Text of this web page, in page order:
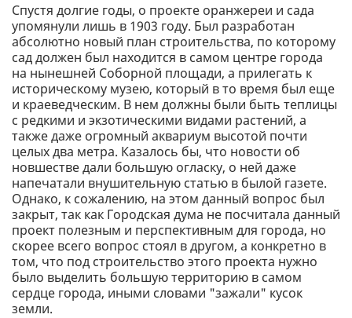
Спустя долгие годы, о проекте оранжереи и сада
упомянули лишь в 1903 году. Был разработан
абсолютно новый план строительства, по которому
сад должен был находится в самом центре города
на нынешней Соборной площади, а прилегать к
историческому музею, который в то время был еще
и краеведческим. В нем должны были быть теплицы
с редкими и экзотическими видами растений, а
также даже огромный аквариум высотой почти
целых два метра. Казалось бы, что новости об
новшестве дали большую огласку, о ней даже
напечатали внушительную статью в былой газете.
Однако, к сожалению, на этом данный вопрос был
закрыт, так как Городская дума не посчитала данный
проект полезным и перспективным для города, но
скорее всего вопрос стоял в другом, а конкретно в
том, что под строительство этого проекта нужно
было выделить большую территорию в самом
сердце города, иными словами "зажали" кусок
земли.